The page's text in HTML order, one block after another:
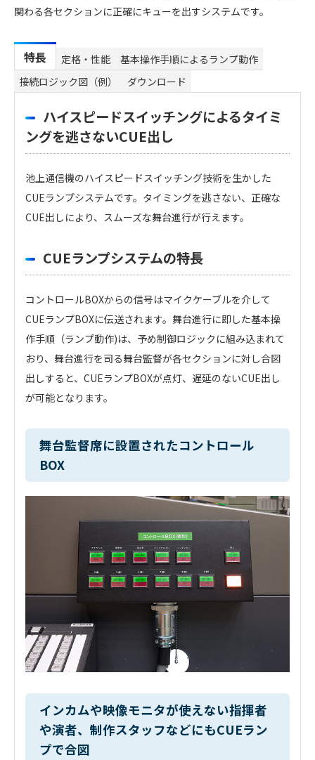
関わる各セクションに正確にキューを出すシステムです。
特長 定格・性能
基本操作手順によるランプ動作
接続ロジック図（例）
ダウンロード
ハイスピードスイッチングによるタイミ
ングを逃さないCUE出し
池上通信機のハイスピードスイッチング技術を生かした
CUEランプシステムです。タイミングを逃さない、正確な
CUE出しにより、スムーズな舞台進行が行えます。
CUEランプシステムの特長
コントロールBOXからの信号はマイクケーブルを介して
CUEランプBOXに伝送されます。舞台進行に即した基本操
作手順（ランプ動作)は、予め制御ロジックに組み込まれて
おり、舞台進行を司る舞台監督が各セクションに対し合図
出しすると、CUEランプBOXが点灯、遅延のないCUE出し
が可能となります。
舞台監督席に設置されたコントロール
BOX
インカムや映像モニタが使えない指揮者
や演者、制作スタッフなどにもCUEラン
プで合図